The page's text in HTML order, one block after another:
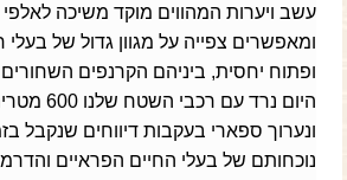
עשב ויערות המהווים מוקד משיכה לאלפי
ומאפשרים צפייה על מגוון גדול של
ופתוח יחסית, ביניהם הקרנפים
היום נרד
ונערוך ספארי בעקבות דיווחים שנקבל
נוכחותם של בעלי החיים הפראיים